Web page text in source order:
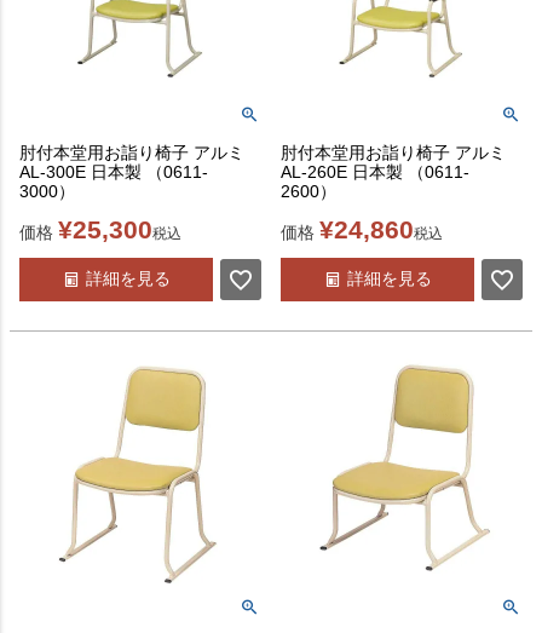
肘付本堂用お詣り椅子 アルミ
AL-300E 日本製 （0611-
3000）
価格 ¥25,300税込
詳細を見る
肘付本堂用お詣り椅子 アルミ
AL-260E 日本製 （0611-
2600）
価格 ¥24,860税込
詳細を見る